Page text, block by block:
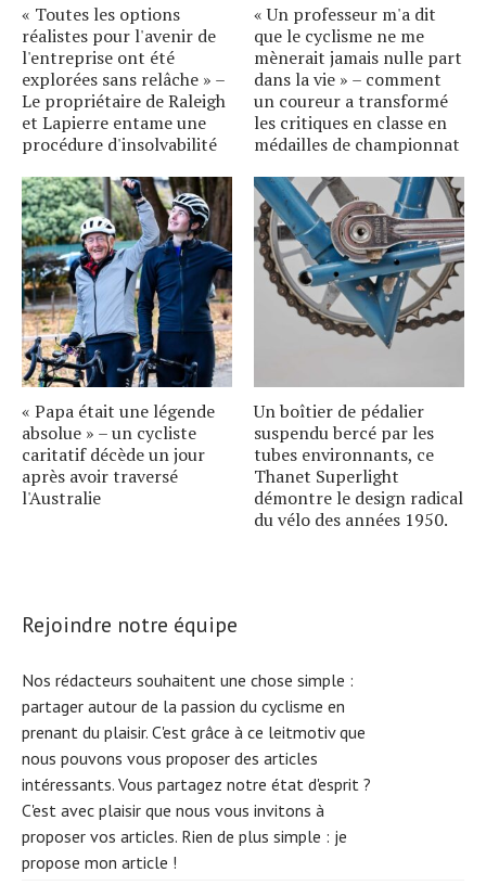
« Toutes les options
réalistes pour l'avenir de
l'entreprise ont été
explorées sans relâche » –
Le propriétaire de Raleigh
et Lapierre entame une
procédure d'insolvabilité
« Un professeur m'a dit
que le cyclisme ne me
mènerait jamais nulle part
dans la vie » – comment
un coureur a transformé
les critiques en classe en
médailles de championnat
« Papa était une légende
absolue » – un cycliste
caritatif décède un jour
après avoir traversé
l'Australie
Un boîtier de pédalier
suspendu bercé par les
tubes environnants, ce
Thanet Superlight
démontre le design radical
du vélo des années 1950.
Rejoindre notre équipe
Nos rédacteurs souhaitent une chose simple :
partager autour de la passion du cyclisme en
prenant du plaisir. C'est grâce à ce leitmotiv que
nous pouvons vous proposer des articles
intéressants. Vous partagez notre état d'esprit ?
C'est avec plaisir que nous vous invitons à
proposer vos articles. Rien de plus simple : je
propose mon article !